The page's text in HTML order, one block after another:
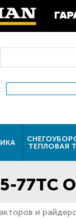
ТЕПЛОВАЯ
77ТС
и